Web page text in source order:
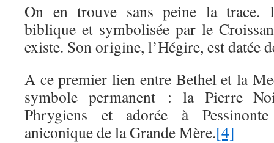
On en trouve sans peine la trace.
biblique et symbolisée par le
existe. Son origine, l’Hégire, est datée
A ce premier lien entre Bethel et la
symbole permanent : la Pierre
Phrygiens et adorée à
aniconique de la Grande Mère.[4]